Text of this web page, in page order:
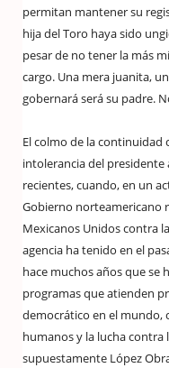
permitan mantener su
hija del Toro haya sido
pesar de no tener la más
cargo. Una mera juanita,
gobernará será su padre.
El colmo de la continuidad
intolerancia del presidente
recientes, cuando, en un
Gobierno norteamericano
Mexicanos Unidos contra
agencia ha tenido en el
hace muchos años que se
programas que atienden
democrático en el mundo,
humanos y la lucha contra
supuestamente López